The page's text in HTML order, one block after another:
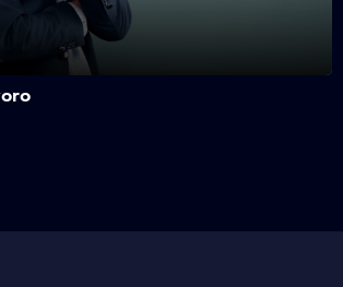
Safe Drive – 403^ Puntata